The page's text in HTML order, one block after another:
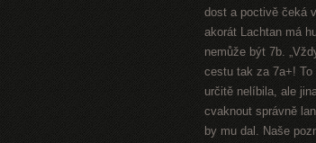
dost a poctivě čeká
akorát Lachtan má
nemůže být 7b.
cestu tak za 7a+!
určitě nelíbila, ale
cvaknout správně
by mu dal. Naše